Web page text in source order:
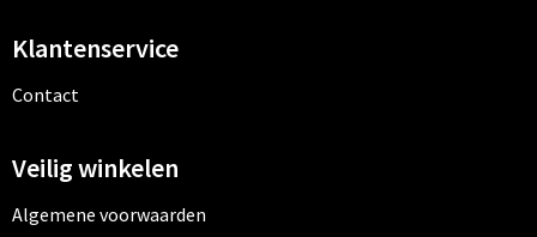
Klantenservice
Contact
Veilig winkelen
Algemene voorwaarden